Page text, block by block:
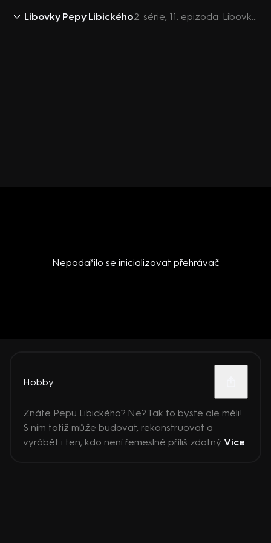
Libovky Pepy Libického 2. série, 11. epizoda: Libovky Pepy Libického (best of) (11)
Nepodařilo se inicializovat přehrávač
Hobby
Znáte Pepu Libického? Ne? Tak to byste ale měli!
S ním totiž může budovat, rekonstruovat a
vyrábět i ten, kdo není řemeslně příliš zdatný Více